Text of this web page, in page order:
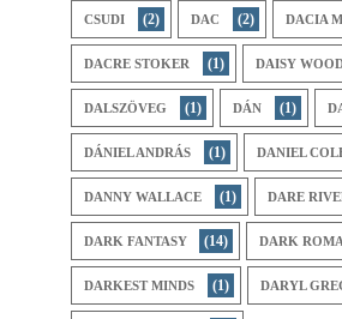
CSUDI (2) DAC (2) DACIA
DACRE STOKER (1) DAISY
DALSZÖVEG (1) DÁN (1)
DÁNIEL ANDRÁS (1) DANIEL
DANNY WALLACE (1) DARE
DARK FANTASY (14) DARK
DARKEST MINDS (1) DARYL